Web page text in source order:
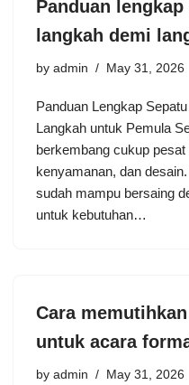
Panduan
langkah demi
by admin May 31, 2026
Panduan Lengkap
Langkah untuk Pemula
berkembang cukup
kenyamanan, dan
sudah mampu bersaing
untuk kebutuhan…
Cara
untuk acara
by admin May 31, 2026